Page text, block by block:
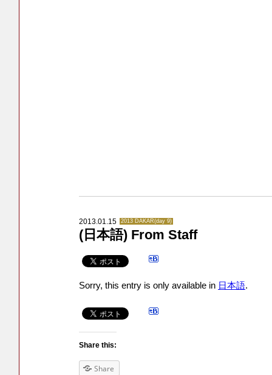
2013.01.15 2013 DAKAR(day 9)
(日本語) From Staff
Sorry, this entry is only available in 日本語.
Share this:
Share